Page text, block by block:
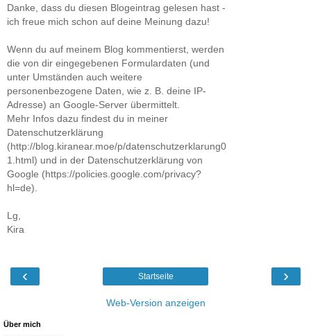
Danke, dass du diesen Blogeintrag gelesen hast -
ich freue mich schon auf deine Meinung dazu!
Wenn du auf meinem Blog kommentierst, werden
die von dir eingegebenen Formulardaten (und
unter Umständen auch weitere
personenbezogene Daten, wie z. B. deine IP-
Adresse) an Google-Server übermittelt.
Mehr Infos dazu findest du in meiner
Datenschutzerklärung
(http://blog.kiranear.moe/p/datenschutzerklarung0
1.html) und in der Datenschutzerklärung von
Google (https://policies.google.com/privacy?
hl=de).
Lg,
Kira
‹ ›
Startseite
Web-Version anzeigen
Über mich